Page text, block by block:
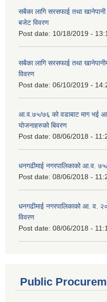
सबैका लागि सरसफाई तथा
बजेट विवरण
Post date: 10/18/2019 -
सबैका लागि सरसफाई तथा
विवरण
Post date: 06/10/2019 -
आ.व.७५/७६ को वडाबाट माग भई
योजनाहरुको बिवरण
Post date: 08/06/2018 -
धनगढीमाई नगरपालिकाको आ.व.
Post date: 08/06/2018 -
धनगढीमाई नगरपालिकाको आ. व.
विवरण
Post date: 08/06/2018 -
Public